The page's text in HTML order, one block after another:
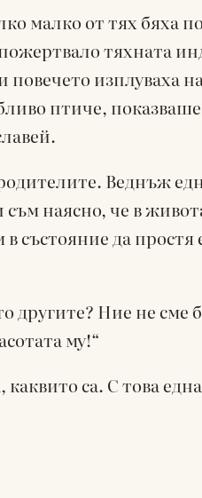
малко от тях бяха
тяхната
изплуваха
птиче, показваше
Веднъж
наясно, че в
състояние да простя
другите? Ние не сме
му!“
са. С това